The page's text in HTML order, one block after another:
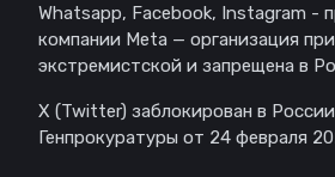
Whatsapp, Facebook, Instagram -
компании Meta — организация
экстремистской и запрещена в
X (Twitter) заблокирован в
Генпрокуратуры от 24 февраля